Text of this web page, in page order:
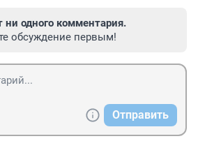
ни одного комментария.
обсуждение первым!
Отправить